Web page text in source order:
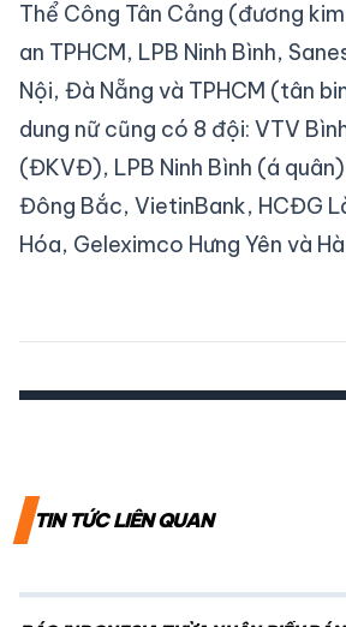
Thể Công Tân Cảng (đương
an TPHCM, LPB Ninh Bình,
Nội, Đà Nẵng và TPHCM (tân
dung nữ cũng có 8 đội: VTV
(ĐKVĐ), LPB Ninh Bình (á
Đông Bắc, VietinBank, HCĐG
Hóa, Geleximco Hưng Yên và
TIN TỨC LIÊN QUAN